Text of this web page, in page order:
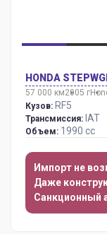
HONDA
57 000 км2005 г
Кузов: RF5
Трансмиссия: IAT
Объем: 1990 сс
Импорт не
Даже
Санкционный